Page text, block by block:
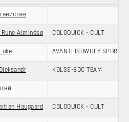
-
Rune Almindsø COLOQUICK - CULT
AVANTI ISOWHEY SPORT
KOLSS-BDC TEAM
-
Haugaard COLOQUICK - CULT